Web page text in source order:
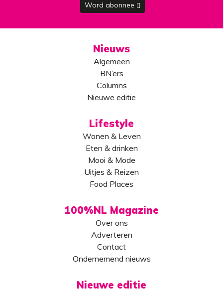
Word abonnee
Nieuws
Algemeen
BN’ers
Columns
Nieuwe editie
Lifestyle
Wonen & Leven
Eten & drinken
Mooi & Mode
Uitjes & Reizen
Food Places
100%NL Magazine
Over ons
Adverteren
Contact
Ondernemend nieuws
Nieuwe editie